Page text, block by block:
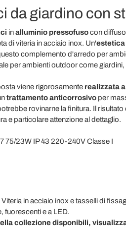
da giardino con
inalluminio pressofusocon
di viteria in acciaio inox. Un'estetica
complemento d'arredo per
per ambienti outdoor come
viene rigorosamente realizzata
trattamento anticorrosivoper
rovinarne la finitura. Il risultato
e particolare attenzione al dettaglio.
75/23W IP 43 220-240V Classe I
Viteria in acciaio inox e tasselli di
fuorescenti e a LED.
collezione disponibili,